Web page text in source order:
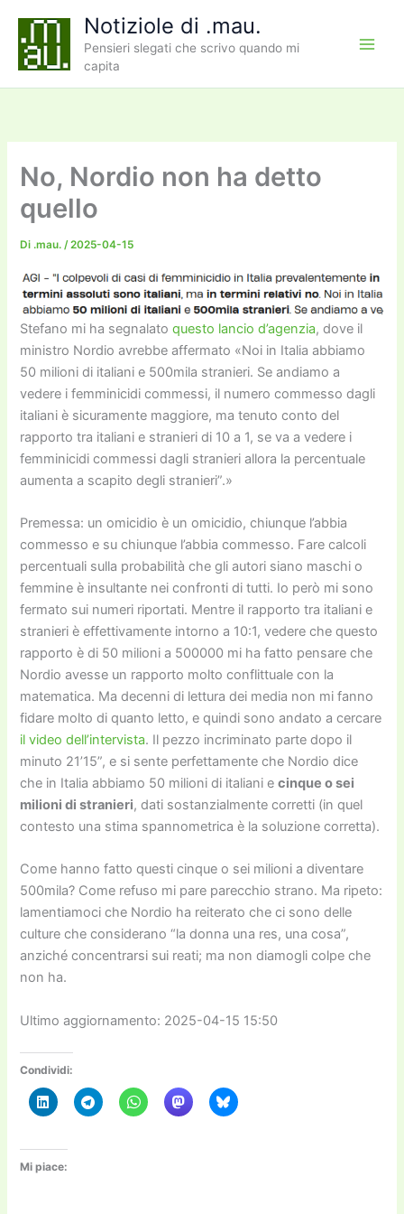
contenuto
Notiziole di .mau.
Pensieri slegati che scrivo quando mi
capita
No, Nordio non ha detto
quello
Di .mau./2025-04-15
Stefano mi ha segnalatoquesto lancio d’agenzia, dove il
ministro Nordio avrebbe affermato «Noi in Italia abbiamo
50 milioni di italiani e 500mila stranieri. Se andiamo a
vedere i femminicidi commessi, il numero commesso dagli
italiani è sicuramente maggiore, ma tenuto conto del
rapporto tra italiani e stranieri di 10 a 1, se va a vedere i
femminicidi commessi dagli stranieri allora la percentuale
aumenta a scapito degli stranieri”.»
Premessa: un omicidio è un omicidio, chiunque l’abbia
commesso e su chiunque l’abbia commesso. Fare calcoli
percentuali sulla probabilità che gli autori siano maschi o
femmine è insultante nei confronti di tutti. Io però mi sono
fermato sui numeri riportati. Mentre il rapporto tra italiani e
stranieri è effettivamente intorno a 10:1, vedere che questo
rapporto è di 50 milioni a 500000 mi ha fatto pensare che
Nordio avesse un rapporto molto conflittuale con la
matematica. Ma decenni di lettura dei media non mi fanno
fidare molto di quanto letto, e quindi sono andato a cercare
il video dell’intervista. Il pezzo incriminato parte dopo il
minuto 21’15”, e si sente perfettamente che Nordio dice
che in Italia abbiamo 50 milioni di italiani ecinque o sei
milioni di stranieri, dati sostanzialmente corretti (in quel
contesto una stima spannometrica è la soluzione corretta).
Come hanno fatto questi cinque o sei milioni a diventare
500mila? Come refuso mi pare parecchio strano. Ma ripeto:
lamentiamoci che Nordio ha reiterato che ci sono delle
culture che considerano “la donna una res, una cosa”,
anziché concentrarsi sui reati; ma non diamogli colpe che
non ha.
Ultimo aggiornamento: 2025-04-15 15:50
Condividi:
Mi piace: